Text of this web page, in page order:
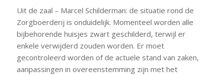
Uit de zaal – Marcel Schilderman: de situatie rond de
Zorgboerderij is onduidelijk. Momenteel worden alle
bijbehorende huisjes zwart geschilderd, terwijl er
enkele verwijderd zouden worden. Er moet
gecontroleerd worden of de actuele stand van zaken,
aanpassingen in overeenstemming zijn met het